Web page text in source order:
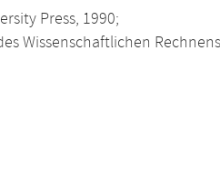
Press, 1990;
Wissenschaftlichen